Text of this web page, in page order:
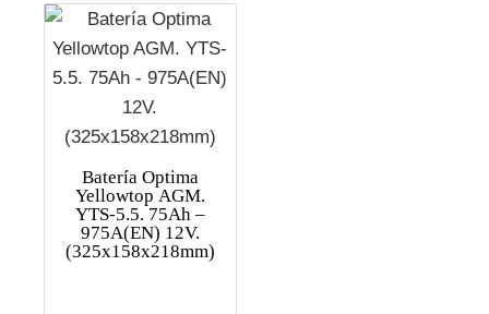
Batería Optima
Yellowtop AGM.
YTS-5.5. 75Ah –
975A(EN) 12V.
(325x158x218mm)